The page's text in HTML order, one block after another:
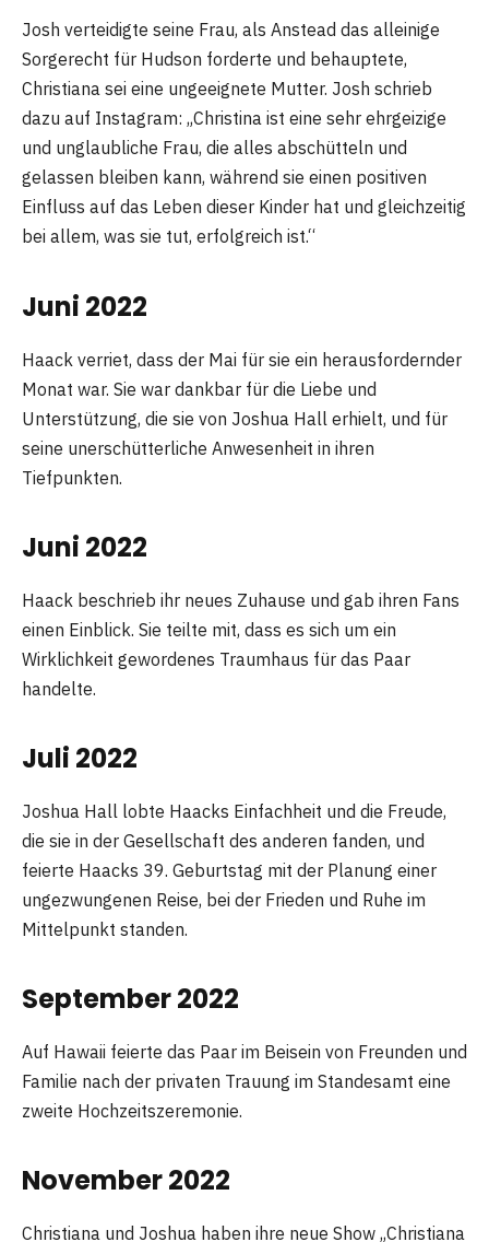
Josh verteidigte seine Frau, als Anstead das alleinige
Sorgerecht für Hudson forderte und behauptete,
Christiana sei eine ungeeignete Mutter. Josh schrieb
dazu auf Instagram: „Christina ist eine sehr ehrgeizige
und unglaubliche Frau, die alles abschütteln und
gelassen bleiben kann, während sie einen positiven
Einfluss auf das Leben dieser Kinder hat und gleichzeitig
bei allem, was sie tut, erfolgreich ist.“
Juni 2022
Haack verriet, dass der Mai für sie ein herausfordernder
Monat war. Sie war dankbar für die Liebe und
Unterstützung, die sie von Joshua Hall erhielt, und für
seine unerschütterliche Anwesenheit in ihren
Tiefpunkten.
Juni 2022
Haack beschrieb ihr neues Zuhause und gab ihren Fans
einen Einblick. Sie teilte mit, dass es sich um ein
Wirklichkeit gewordenes Traumhaus für das Paar
handelte.
Juli 2022
Joshua Hall lobte Haacks Einfachheit und die Freude,
die sie in der Gesellschaft des anderen fanden, und
feierte Haacks 39. Geburtstag mit der Planung einer
ungezwungenen Reise, bei der Frieden und Ruhe im
Mittelpunkt standen.
September 2022
Auf Hawaii feierte das Paar im Beisein von Freunden und
Familie nach der privaten Trauung im Standesamt eine
zweite Hochzeitszeremonie.
November 2022
Christiana und Joshua haben ihre neue Show „Christiana